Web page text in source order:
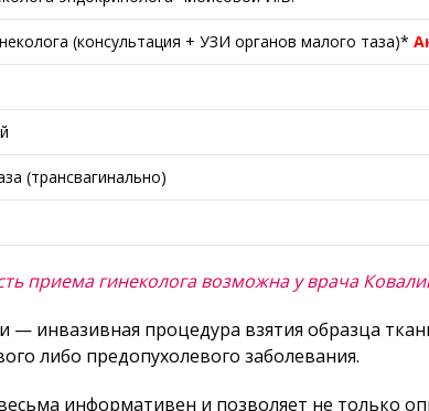
(консультация + УЗИ органов малого таза)*
(трансвагинально)
приема гинеколога возможна у врача
— инвазивная процедура взятия образца
либо предопухолевого заболевания.
информативен и позволяет не только